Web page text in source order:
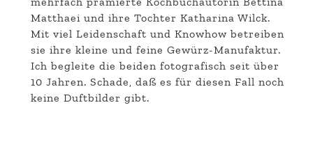
Matthaei und ihre Tochter Katharina Wilck.
Mit viel Leidenschaft und Knowhow betreiben
sie ihre kleine und feine Gewürz-Manufaktur.
Ich begleite die beiden fotografisch seit über
10 Jahren. Schade, daß es für diesen Fall noch
keine Duftbilder gibt.